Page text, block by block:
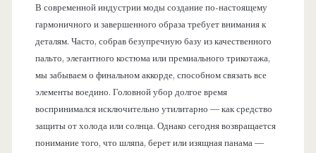
В современной индустрии моды создание по-настоящему
гармоничного и завершенного образа требует внимания к
деталям. Часто, собрав безупречную базу из качественного
пальто, элегантного костюма или премиального трикотажа,
мы забываем о финальном аккорде, способном связать все
элементы воедино. Головной убор долгое время
воспринимался исключительно утилитарно — как средство
защиты от холода или солнца. Однако сегодня возвращается
понимание того, что шляпа, берет или изящная панама —